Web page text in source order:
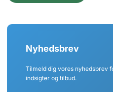
Nyhedsbrev
Tilmeld dig vores nyhedsbrev
indsigter og tilbud.